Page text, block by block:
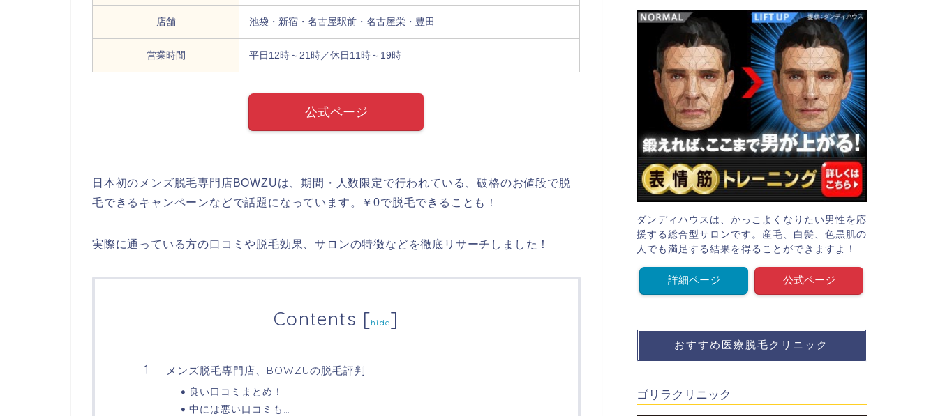
店舗 池袋・新宿・名古屋駅前・名古屋栄・豊田
営業時間 平日12時～21時／休日11時～19時
公式ページ
日本初のメンズ脱毛専門店BOWZUは、期間・人数限定で行われている、破格のお値段で脱
毛できるキャンペーンなどで話題になっています。￥0で脱毛できることも！
実際に通っている方の口コミや脱毛効果、サロンの特徴などを徹底リサーチしました！
Contents [hide]
メンズ脱毛専門店、BOWZUの脱毛評判
良い口コミまとめ！
中には悪い口コミも…
ダンディハウスは、かっこよくなりたい男性を応
援する総合型サロンです。産毛、白髪、色黒肌の
人でも満足する結果を得ることができますよ！
詳細ページ 公式ページ
おすすめ医療脱毛クリニック
ゴリラクリニック